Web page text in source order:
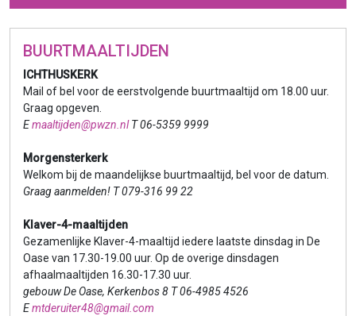
BUURTMAALTIJDEN
ICHTHUSKERK
Mail of bel voor de eerstvolgende buurtmaaltijd om 18.00 uur.
Graag opgeven.
Emaaltijden@pwzn.nlT 06-5359 9999
Morgensterkerk
Welkom bij de maandelijkse buurtmaaltijd, bel voor de datum.
Graag aanmelden! T 079-316 99 22
Klaver-4-maaltijden
Gezamenlijke Klaver-4-maaltijd iedere laatste dinsdag in De
Oase van 17.30-19.00 uur. Op de overige dinsdagen
afhaalmaaltijden 16.30-17.30 uur.
gebouw De Oase, Kerkenbos 8 T 06-4985 4526
Emtderuiter48@gmail.com